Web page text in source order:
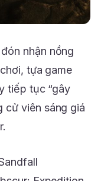
nhận nồng
tựa game
tiếp tục “gây
cử viên sáng giá